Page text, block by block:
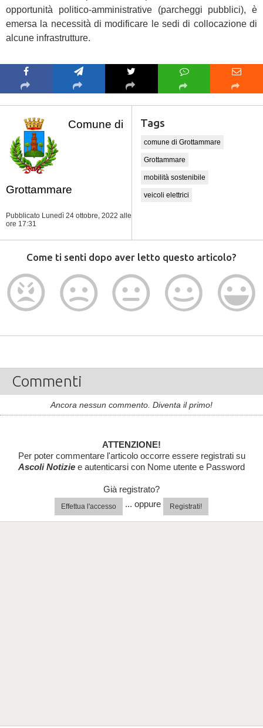
opportunità politico-amministrative (parcheggi pubblici), è
emersa la necessità di modificare le sedi di collocazione di
alcune infrastrutture.
Comune di
Grottammare
Pubblicato Lunedì 24 ottobre, 2022 alle
ore 17:31
Tags
comune di Grottammare
Grottammare
mobilità sostenibile
veicoli elettrici
Come ti senti dopo aver letto questo articolo?
Commenti
Ancora nessun commento. Diventa il primo!
ATTENZIONE!
Per poter commentare l'articolo occorre essere registrati su
Ascoli Notizie e autenticarsi con Nome utente e Password
Già registrato?
Effettua l'accesso ... oppure Registrati!